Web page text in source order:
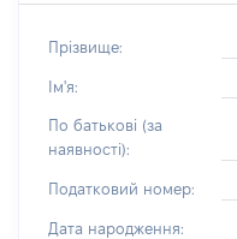
Прізвище:
Ім'я:
По батькові (за
наявності):
Податковий номер:
Дата народження: